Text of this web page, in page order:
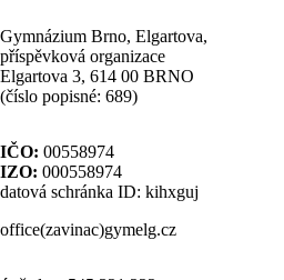
Gymnázium Brno, Elgartova,
příspěvková organizace
Elgartova 3, 614 00 BRNO
(číslo popisné: 689)
IČO: 00558974
IZO: 000558974
datová schránka ID: kihxguj
office(zavinac)gymelg.cz